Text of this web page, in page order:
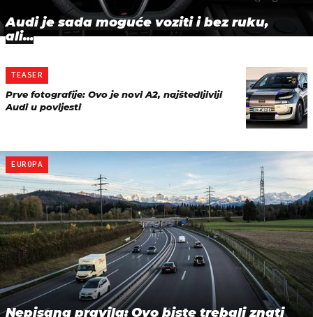
Audi je sada moguće voziti i bez ruku,
ali...
TEASER
Prve fotografije: Ovo je novi A2, najštedljiviji
Audi u povijesti
EUROPA
Nepisana pravila: Ovo biste trebali znati